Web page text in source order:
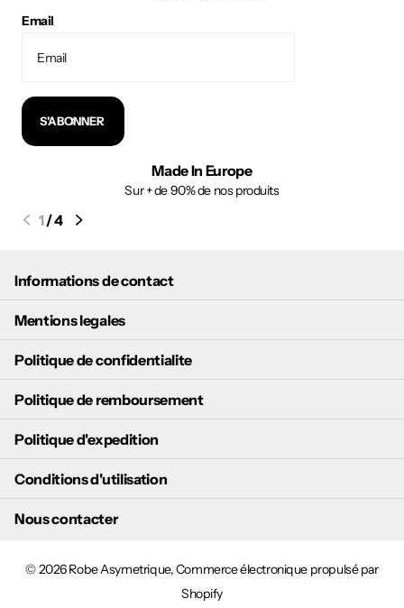
Email
S'ABONNER
Made In Europe
Sur + de 90% de nos produits
1/4
Informations de contact
Mentions legales
Politique de confidentialite
Politique de remboursement
Politique d'expedition
Conditions d'utilisation
Nous contacter
©2026Robe Asymetrique,Commerce électronique propulsé par
Shopify